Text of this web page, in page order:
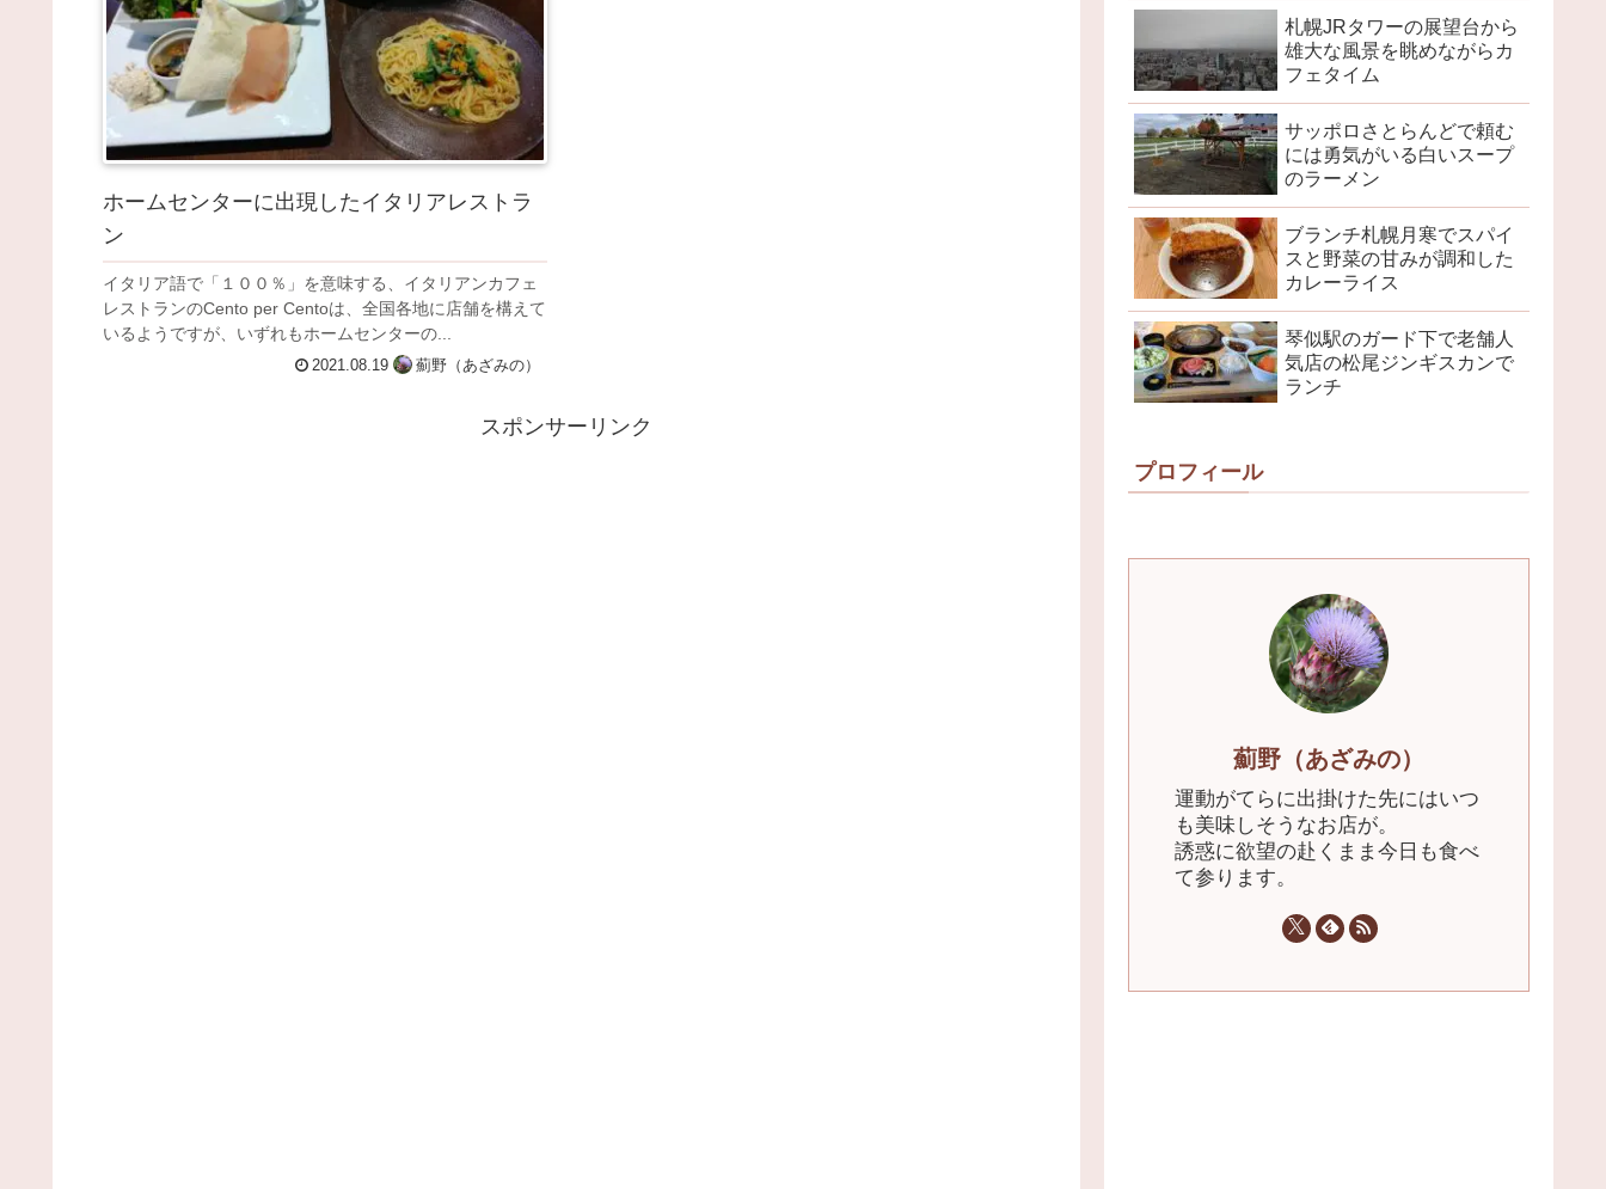
ホームセンターに出現したイタリアレストラ
ン
イタリア語で「１００％」を意味する、イタリアンカフェ
レストランのCento per Centoは、全国各地に店舗を構えて
いるようですが、いずれもホームセンターの...
2021.08.19 薊野（あざみの）
スポンサーリンク
札幌JRタワーの展望台から
雄大な風景を眺めながらカ
フェタイム
サッポロさとらんどで頼む
には勇気がいる白いスープ
のラーメン
ブランチ札幌月寒でスパイ
スと野菜の甘みが調和した
カレーライス
琴似駅のガード下で老舗人
気店の松尾ジンギスカンで
ランチ
プロフィール
薊野（あざみの）
運動がてらに出掛けた先にはいつ
も美味しそうなお店が。
誘惑に欲望の赴くまま今日も食べ
て参ります。